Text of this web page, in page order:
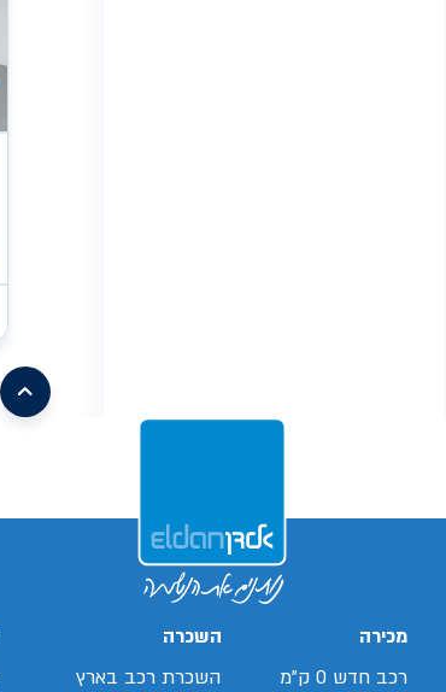
d-
max/search/firsthand/19559103/יונדאי-באיון /search/firsthand/73605402/קיה-פיקנטו
g70/search/firsthand/24539803/מאזדה-6
i10/search/firsthand/64326803/קיה-פיקנטו
Next
מכירה
רכב חדש 0 ק"מ
השכרה
השכרת רכב בארץ